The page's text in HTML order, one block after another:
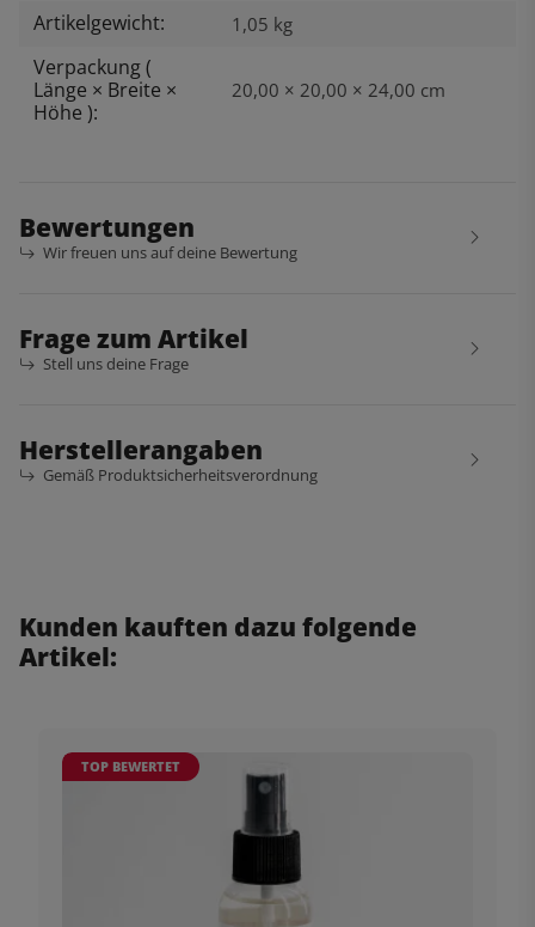
Artikelgewicht: 1,05 kg
Verpackung (
Länge × Breite ×
Höhe ):
20,00 × 20,00 × 24,00 cm
Bewertungen
Wir freuen uns auf deine Bewertung
Frage zum Artikel
Stell uns deine Frage
Herstellerangaben
Gemäß Produktsicherheitsverordnung
Kunden kauften dazu folgende
Artikel:
TOP BEWERTET